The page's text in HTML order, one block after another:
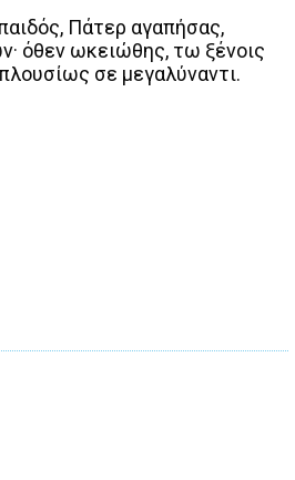
Πάτερ αγαπήσας,
όθεν ωκειώθης, τω ξένοις
σε μεγαλύναντι.